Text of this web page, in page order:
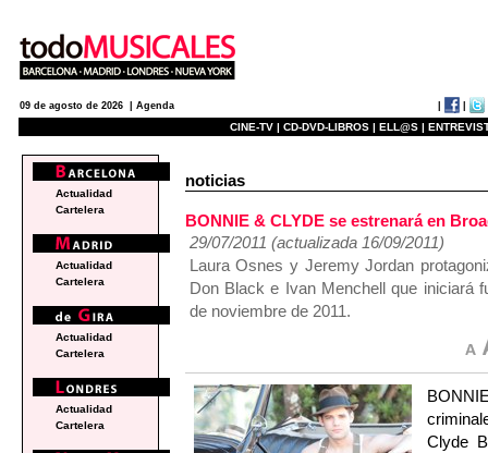
09 de agosto de 2026 | Agenda
CINE-TV | CD-DVD-LIBROS | ELL@S |
noticias
BONNIE & CLYDE se estrenará en
29/07/2011 (actualizada 16/09/2011)
Laura Osnes y Jeremy Jordan
Don Black e Ivan Menchell que iniciará
de noviembre de 2011.
Clyde
Actualidad
Cartelera
Actualidad
Cartelera
Actualidad
Cartelera
Actualidad
Cartelera